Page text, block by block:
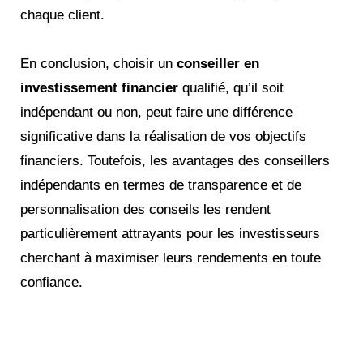
chaque client​.
En conclusion, choisir un conseiller en
investissement financier qualifié, qu’il soit
indépendant ou non, peut faire une différence
significative dans la réalisation de vos objectifs
financiers. Toutefois, les avantages des conseillers
indépendants en termes de transparence et de
personnalisation des conseils les rendent
particulièrement attrayants pour les investisseurs
cherchant à maximiser leurs rendements en toute
confiance.